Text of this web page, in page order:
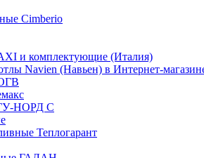
Cimberio
и комплектующие (Италия)
Navien (Навьен) в Интернет-
НОРД С
Теплогарант